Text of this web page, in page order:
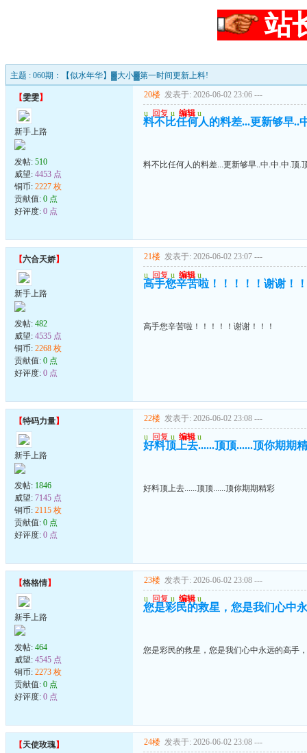
站
主题 : 060期：【似水年华】▓大小▓第一时间更新上料!
【雯雯】
新手上路
发帖: 510
威望: 4453 点
铜币: 2227 枚
贡献值: 0 点
好评度: 0 点
20楼 发表于: 2026-06-02 23:06 ---
u 回复 u 编辑 u
料不比任何人的料差...更新够早..
料不比任何人的料差...更新够早..中.中.中.顶.
【六合天娇】
新手上路
发帖: 482
威望: 4535 点
铜币: 2268 枚
贡献值: 0 点
好评度: 0 点
21楼 发表于: 2026-06-02 23:07 ---
u 回复 u 编辑 u
高手您辛苦啦！！！！！谢谢！
高手您辛苦啦！！！！！谢谢！！！
【特码力量】
新手上路
发帖: 1846
威望: 7145 点
铜币: 2115 枚
贡献值: 0 点
好评度: 0 点
22楼 发表于: 2026-06-02 23:08 ---
u 回复 u 编辑 u
好料顶上去......顶顶......顶你期期
好料顶上去......顶顶......顶你期期精彩
【格格情】
新手上路
发帖: 464
威望: 4545 点
铜币: 2273 枚
贡献值: 0 点
好评度: 0 点
23楼 发表于: 2026-06-02 23:08 ---
u 回复 u 编辑 u
您是彩民的救星，您是我们心中
您是彩民的救星，您是我们心中永远的高手
【天使玫瑰】 24楼 发表于: 2026-06-02 23:08 ---